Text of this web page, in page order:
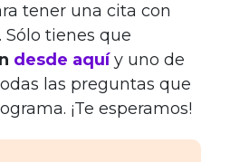
tener una cita con
Sólo tienes que
desde aquíy uno de
las preguntas que
¡Te esperamos!